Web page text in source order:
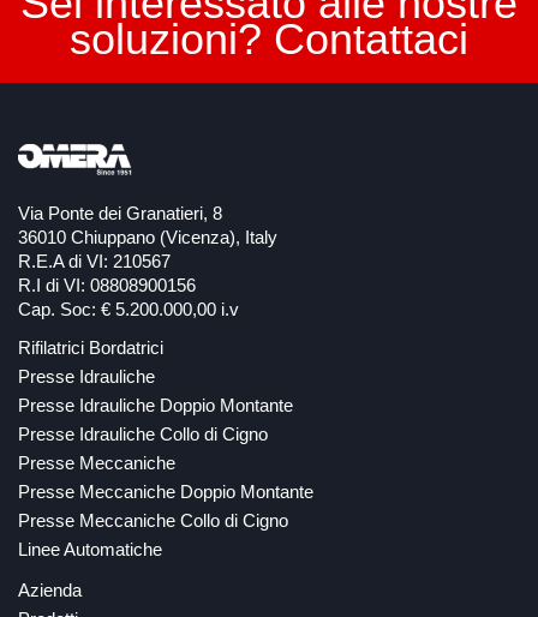
soluzioni? Contattaci
Via Ponte dei Granatieri, 8
36010 Chiuppano (Vicenza), Italy
R.E.A di VI: 210567
R.I di VI: 08808900156
Cap. Soc: € 5.200.000,00 i.v
Rifilatrici Bordatrici
Presse Idrauliche
Presse Idrauliche Doppio Montante
Presse Idrauliche Collo di Cigno
Presse Meccaniche
Presse Meccaniche Doppio Montante
Presse Meccaniche Collo di Cigno
Linee Automatiche
Azienda